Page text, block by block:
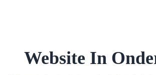
Website In